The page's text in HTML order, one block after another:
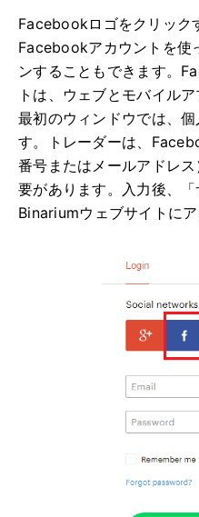
Facebookロゴをクリック
Facebookアカウントを使
ンすることもできます。
トは、ウェブとモバイル
最初のウィンドウでは、
す。トレーダーは、
番号またはメールアドレ
要があります。入力後、
Binariumウェブサイトに